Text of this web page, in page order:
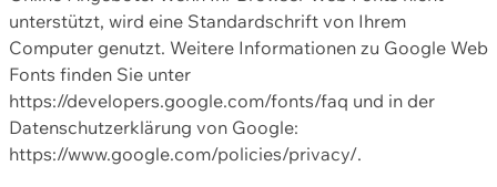
unterstützt, wird eine Standardschrift von Ihrem
Computer genutzt. Weitere Informationen zu Google Web
Fonts finden Sie unter
https://developers.google.com/fonts/faq und in der
Datenschutzerklärung von Google:
https://www.google.com/policies/privacy/.